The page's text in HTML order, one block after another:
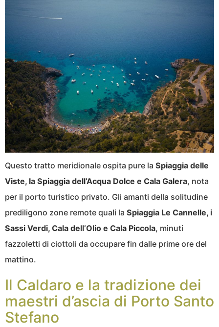
Questo tratto meridionale ospita pure la Spiaggia delle
Viste, la Spiaggia dell’Acqua Dolce e Cala Galera, nota
per il porto turistico privato. Gli amanti della solitudine
prediligono zone remote quali la Spiaggia Le Cannelle, i
Sassi Verdi, Cala dell’Olio e Cala Piccola, minuti
fazzoletti di ciottoli da occupare fin dalle prime ore del
mattino.
Il Caldaro e la tradizione dei
maestri d’ascia di Porto Santo
Stefano